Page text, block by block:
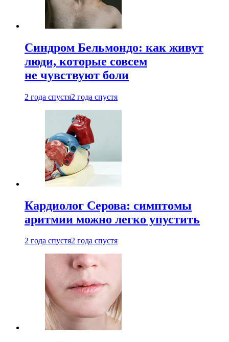
Синдром Бельмондо: как живут
люди, которые совсем
не чувствуют боли
2 года спустя2 года спустя
Кардиолог Серова: симптомы
аритмии можно легко упустить
2 года спустя2 года спустя